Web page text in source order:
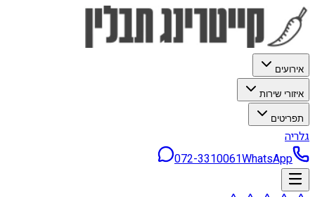
אירועים
איזורי שירות
תפריטים
גלריה
072-3310061WhatsApp